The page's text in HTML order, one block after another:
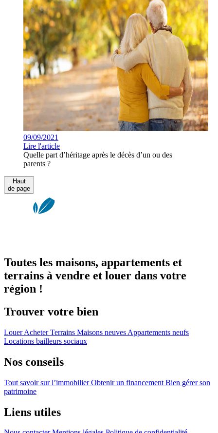
09/09/2021
Lire l'article
Quelle part d’héritage après le décès d’un ou des
parents ?
Haut
de page
Toutes les maisons, appartements et
terrains à vendre et louer dans votre
région !
Trouver votre bien
LouerAcheterTerrains Maisons neuves Appartements neufs
Locations bailleurs sociaux
Nos conseils
Tout savoir sur l’immobilierObtenir un financement Bien gérer son
patrimoine
Liens utiles